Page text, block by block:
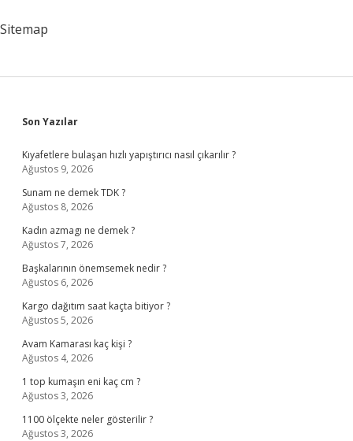
Sitemap
Sidebar
Son Yazılar
Kıyafetlere bulaşan hızlı yapıştırıcı nasıl çıkarılır ?
Ağustos 9, 2026
Sunam ne demek TDK ?
Ağustos 8, 2026
Kadın azmagı ne demek ?
Ağustos 7, 2026
Başkalarının önemsemek nedir ?
Ağustos 6, 2026
Kargo dağıtım saat kaçta bitiyor ?
Ağustos 5, 2026
Avam Kamarası kaç kişi ?
Ağustos 4, 2026
1 top kumaşın eni kaç cm ?
Ağustos 3, 2026
1100 ölçekte neler gösterilir ?
Ağustos 3, 2026